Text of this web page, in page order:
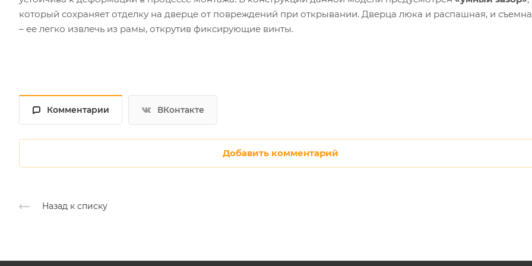
который сохраняет отделку на дверце от повреждений при открывании. Дверца люка и распашная, и
– ее легко извлечь из рамы, открутив фиксирующие винты.
Комментарии ВКонтакте
Добавить комментарий
Назад к списку